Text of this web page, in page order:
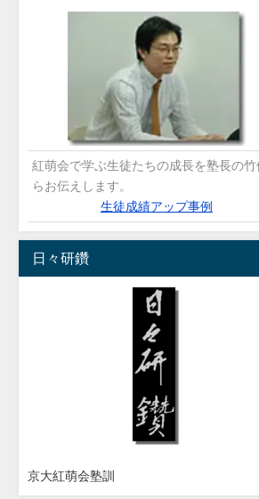
紅萌会で学ぶ生徒たちの成長を塾長の竹
らお伝えします。
生徒成績アップ事例
日々研鑽
京大紅萌会塾訓